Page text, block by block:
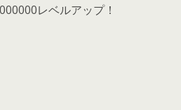
レベルアップ！